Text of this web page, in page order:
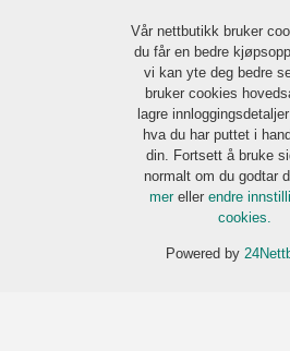
Vår nettbutikk bruker
du får en bedre
vi kan yte deg bedre
bruker cookies
lagre
hva du har puttet i
din. Fortsett å bruke
normalt om du godtar
mer eller endre
cookies.
Powered by